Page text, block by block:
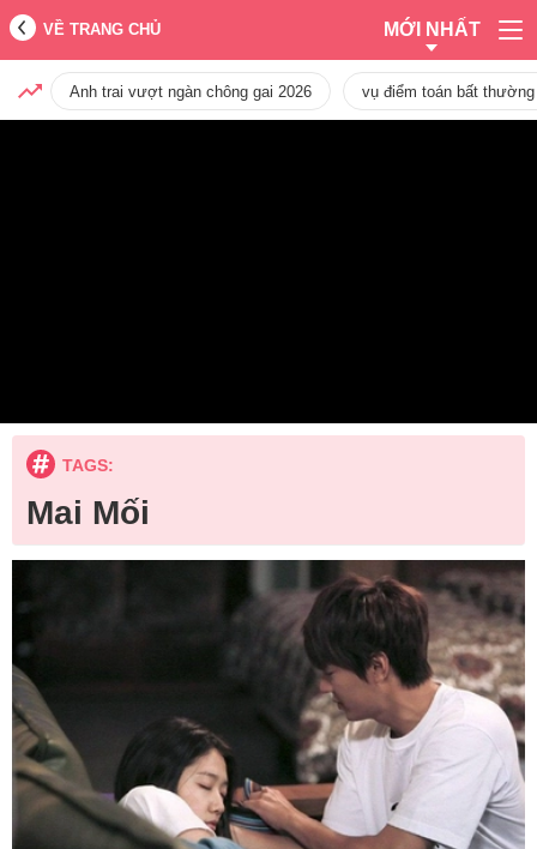
VỀ TRANG CHỦ MỚI NHẤT
Anh trai vượt ngàn chông gai 2026 vụ điểm toán bất
TAGS:
Mai Mối